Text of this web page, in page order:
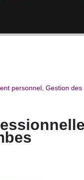
personnel ,Gestion des